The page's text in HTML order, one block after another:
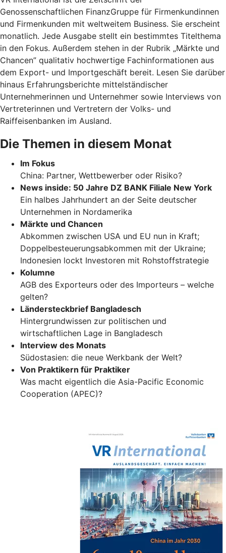
Genossenschaftlichen FinanzGruppe für Firmenkundinnen
und Firmenkunden mit weltweitem Business. Sie erscheint
monatlich. Jede Ausgabe stellt ein bestimmtes Titelthema
in den Fokus. Außerdem stehen in der Rubrik „Märkte und
Chancen” qualitativ hochwertige Fachinformationen aus
dem Export- und Importgeschäft bereit. Lesen Sie darüber
hinaus Erfahrungsberichte mittelständischer
Unternehmerinnen und Unternehmer sowie Interviews von
Vertreterinnen und Vertretern der Volks- und
Raiffeisenbanken im Ausland.
Die Themen in diesem Monat
Im Fokus
China: Partner, Wettbewerber oder Risiko?
News inside: 50 Jahre DZ BANK Filiale New York
Ein halbes Jahrhundert an der Seite deutscher
Unternehmen in Nordamerika
Märkte und Chancen
Abkommen zwischen USA und EU nun in Kraft;
Doppelbesteuerungsabkommen mit der Ukraine;
Indonesien lockt Investoren mit Rohstoffstrategie
Kolumne
AGB des Exporteurs oder des Importeurs – welche
gelten?
Ländersteckbrief Bangladesch
Hintergrundwissen zur politischen und
wirtschaftlichen Lage in Bangladesch
Interview des Monats
Südostasien: die neue Werkbank der Welt?
Von Praktikern für Praktiker
Was macht eigentlich die Asia-Pacific Economic
Cooperation (APEC)?